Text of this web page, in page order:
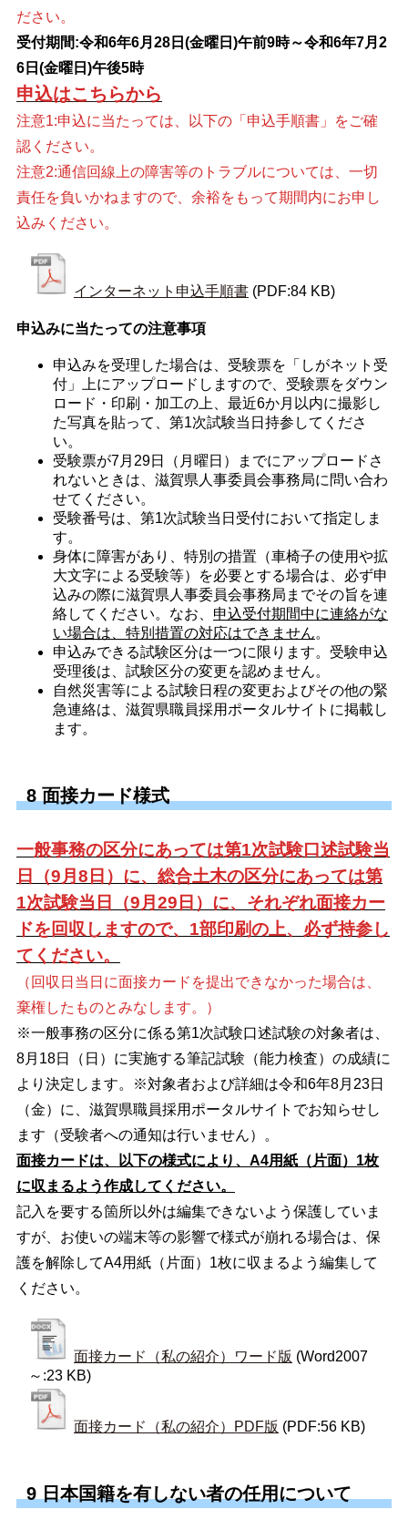
ださい。
受付期間:令和6年6月28日(金曜日)午前9時～令和6年7月2
6日(金曜日)午後5時
申込はこちらから
注意1:申込に当たっては、以下の「申込手順書」をご確
認ください。
注意2:通信回線上の障害等のトラブルについては、一切
責任を負いかねますので、余裕をもって期間内にお申し
込みください。
インターネット申込手順書 (PDF:84 KB)
申込みに当たっての注意事項
申込みを受理した場合は、受験票を「しがネット受
付」上にアップロードしますので、受験票をダウン
ロード・印刷・加工の上、最近6か月以内に撮影し
た写真を貼って、第1次試験当日持参してくださ
い。
受験票が7月29日（月曜日）までにアップロードさ
れないときは、滋賀県人事委員会事務局に問い合わ
せてください。
受験番号は、第1次試験当日受付において指定しま
す。
身体に障害があり、特別の措置（車椅子の使用や拡
大文字による受験等）を必要とする場合は、必ず申
込みの際に滋賀県人事委員会事務局までその旨を連
絡してください。なお、 申込受付期間中に連絡がな
い場合は、特別措置の対応はできません。
申込みできる試験区分は一つに限ります。受験申込
受理後は、試験区分の変更を認めません。
自然災害等による試験日程の変更およびその他の緊
急連絡は、滋賀県職員採用ポータルサイトに掲載し
ます。
8 面接カード様式
一般事務の区分にあっては第1次試験口述試験当
日（9月8日）に、総合土木の区分にあっては第
1次試験当日（9月29日）に、それぞれ面接カー
ドを回収しますので、1部印刷の上、必ず持参し
てください。
（回収日当日に面接カードを提出できなかった場合は、
棄権したものとみなします。）
※一般事務の区分に係る第1次試験口述試験の対象者は、
8月18日（日）に実施する筆記試験（能力検査）の成績に
より決定します。※対象者および詳細は令和6年8月23日
（金）に、滋賀県職員採用ポータルサイトでお知らせし
ます（受験者への通知は行いません）。
面接カードは、以下の様式により、A4用紙（片面）1枚
に収まるよう作成してください。
記入を要する箇所以外は編集できないよう保護していま
すが、お使いの端末等の影響で様式が崩れる場合は、保
護を解除してA4用紙（片面）1枚に収まるよう編集して
ください。
面接カード（私の紹介）ワード版 (Word2007
～:23 KB)
面接カード（私の紹介）PDF版 (PDF:56 KB)
9 日本国籍を有しない者の任用について